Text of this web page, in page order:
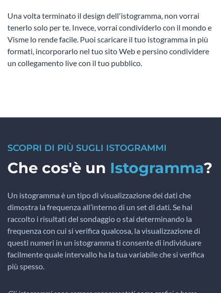
Una volta terminato il design dell'istogramma, non vorrai
tenerlo solo per te. Invece, vorrai condividerlo con il mondo e
Visme lo rende facile. Puoi scaricare il tuo istogramma in più
formati, incorporarlo nel tuo sito Web e persino condividere
un collegamento live con il tuo pubblico.
SCOPRI DI PIÙ SUGLI ISTOGRAMMI
Che cos'è un Istogramma?
Un istogramma è un tipo di visualizzazione dei dati che
dimostra la frequenza all’interno di un set di dati. Se hai
raccolto i risultati del sondaggio o stai determinando la
frequenza con cui si verifica qualcosa, la visualizzazione di
questi numeri in un istogramma ti consente di individuare
facilmente quale intervallo ha la tua variabile che si verifica
più spesso.